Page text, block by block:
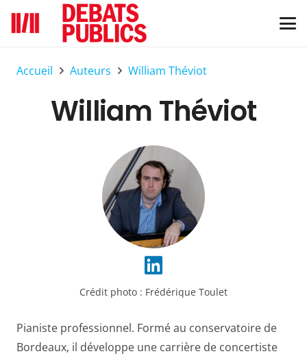
Accueil Auteurs William Théviot
William Théviot
Crédit photo : Frédérique Toulet
Pianiste professionnel. Formé au conservatoire de
Bordeaux, il développe une carrière de concertiste